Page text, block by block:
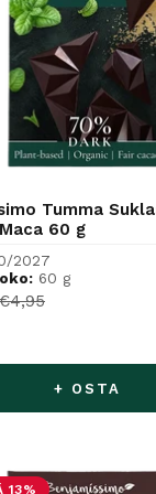
Tumma
60 g
2027
60 g
Normaalihinta
€4,95
+ OSTA
13%